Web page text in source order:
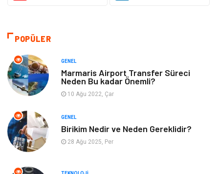
Emlak
Bilgisayar & Yazılım
Mobilya Seo Teknikleri
Tatil
Webmaster Araçları
Görsel
POPÜLER
GENEL
Marmaris Airport Transfer Süreci
Neden Bu kadar Önemli?
10 Ağu 2022, Çar
GENEL
Birikim Nedir ve Neden Gereklidir?
28 Ağu 2025, Per